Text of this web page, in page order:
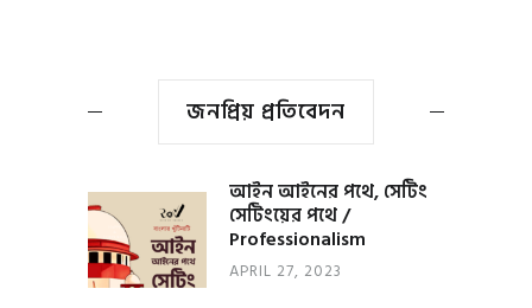
জনপ্রিয় প্রতিবেদন
আইন আইনের পথে, সেটিং
সেটিংয়ের পথে /
Professionalism
APRIL 27, 2023